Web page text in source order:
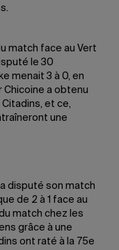
match face au Vert
le 30
menait 3 à 0, en
Chicoine a obtenu
et ce,
une
disputé son match
de 2 à 1 face au
match chez les
grâce à une
ont raté à la 75e